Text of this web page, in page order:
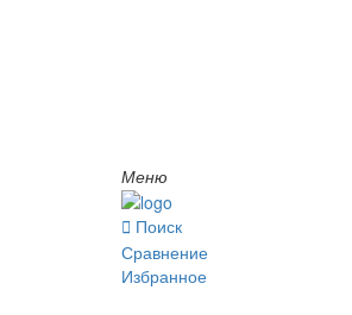
Меню
Поиск
Сравнение
Избранное